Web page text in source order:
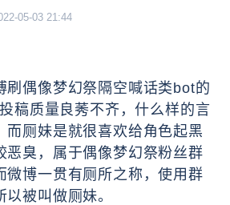
05-03 21:44
刷偶像梦幻祭隔空喊话类bot的
稿质量良莠不齐，什么样的言
而厕妹是就很喜欢给‌‌‌‌‌‌‌角色起黑
恶臭，属于偶像梦幻祭粉丝群
微博一贯有厕所之称，使用群
被叫做厕妹。